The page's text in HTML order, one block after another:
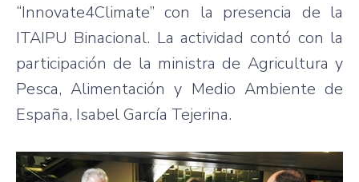
“Innovate4Climate” con la presencia de la
ITAIPU Binacional. La actividad contó con la
participación de la ministra de Agricultura y
Pesca, Alimentación y Medio Ambiente de
España, Isabel García Tejerina.